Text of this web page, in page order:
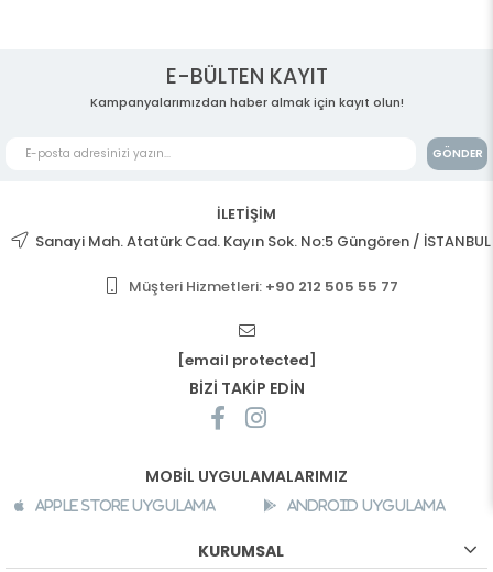
E-BÜLTEN KAYIT
Kampanyalarımızdan haber almak için kayıt olun!
GÖNDER
İLETİŞİM
Sanayi Mah. Atatürk Cad. Kayın Sok. No:5 Güngören / İSTANBUL
Müşteri Hizmetleri: +90 212 505 55 77
[email protected]
BİZİ TAKİP EDİN
MOBİL UYGULAMALARIMIZ
Apple Store Uygulama Android Uygulama
KURUMSAL